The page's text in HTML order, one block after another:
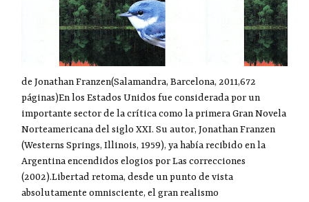
de Jonathan Franzen(Salamandra, Barcelona, 2011,672
páginas)En los Estados Unidos fue considerada por un
importante sector de la crítica como la primera Gran Novela
Norteamericana del siglo XXI. Su autor, Jonathan Franzen
(Westerns Springs, Illinois, 1959), ya había recibido en la
Argentina encendidos elogios por Las correcciones
(2002).Libertad retoma, desde un punto de vista
absolutamente omnisciente, el gran realismo